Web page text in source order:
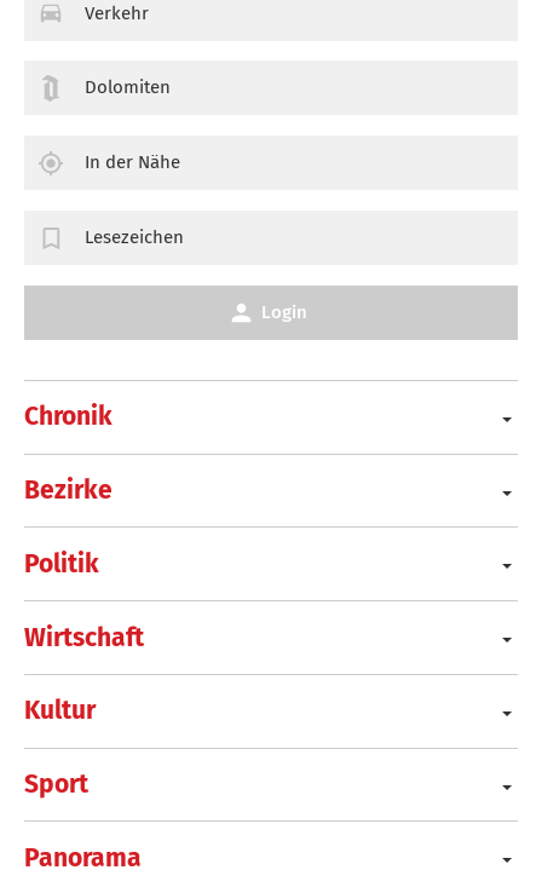
Chronik
Bezirke
Politik
Wirtschaft
Kultur
Sport
Panorama
Verkehr
Dolomiten
In der Nähe
Lesezeichen
Login